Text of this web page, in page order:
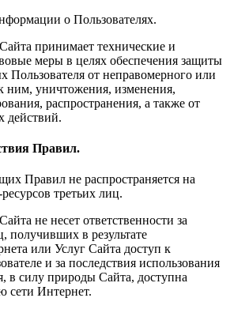
о Пользователях.
принимает технические и
меры в целях обеспечения защиты
Пользователя от неправомерного или
ним, уничтожения, изменения,
распространения, а также от
действий.
Правил.
Правил не распространяется на
третьих лиц.
не несет ответственности за
получивших в результате
или Услуг Сайта доступ к
и за последствия использования
в силу природы Сайта, доступна
сети Интернет.